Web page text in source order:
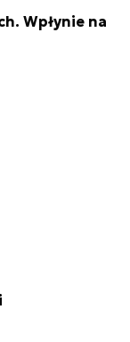
Wpłynie na